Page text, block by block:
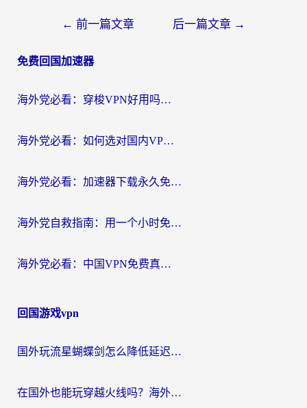
导
← 前一篇文章 后一篇文章 →
免费回国加速器
海外党必看：穿梭VPN好用吗？和云帆VPN对比哪个回国效果更好？附真实测评+避坑指南
海外党必看：如何选对国内VPN，实现无缝访问国内资源？
海外党必看：加速器下载永久免费版真的存在吗？教你无缝访问国内资源的正确姿势
海外党自救指南：用一个小时免费加速器，轻松打破国内资源访问壁垒？
海外党必看：中国VPN免费真的靠谱吗？手把手教你选对回国加速器
回国游戏vpn
国外玩流星蝴蝶剑怎么降低延迟？海外党必看的加速秘籍（含欧洲鸣潮&彩虹岛优化攻略）
在国外也能玩穿越火线吗？海外玩家国服游戏畅玩终极指南